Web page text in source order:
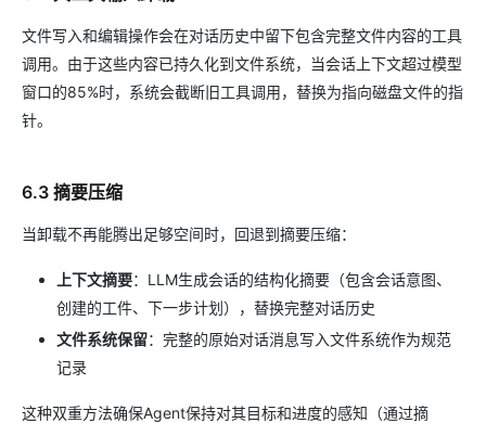
文件写入和编辑操作会在对话历史中留下包含完整文件内容的工具
调用。由于这些内容已持久化到文件系统，当会话上下文超过模型
窗口的85%时，系统会截断旧工具调用，替换为指向磁盘文件的指
针。
6.3 摘要压缩
当卸载不再能腾出足够空间时，回退到摘要压缩：
上下文摘要：LLM生成会话的结构化摘要（包含会话意图、
创建的工件、下一步计划），替换完整对话历史
文件系统保留：完整的原始对话消息写入文件系统作为规范
记录
这种双重方法确保Agent保持对其目标和进度的感知（通过摘